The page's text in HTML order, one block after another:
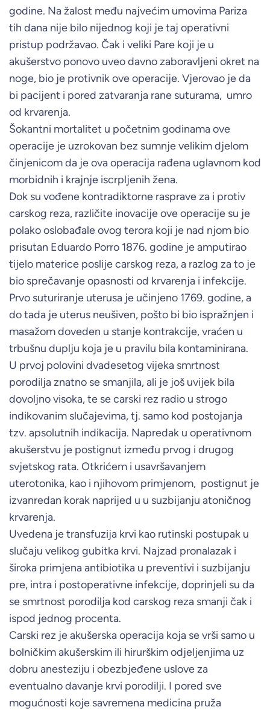
godine. Na žalost među najvećim umovima Pariza
tih dana nije bilo nijednog koji je taj operativni
pristup podržavao. Čak i veliki Pare koji je u
akušerstvo ponovo uveo davno zaboravljeni okret na
noge, bio je protivnik ove operacije. Vjerovao je da
bi pacijent i pored zatvaranja rane suturama, umro
od krvarenja.
Šokantni mortalitet u početnim godinama ove
operacije je uzrokovan bez sumnje velikim djelom
činjenicom da je ova operacija rađena uglavnom kod
morbidnih i krajnje iscrpljenih žena.
Dok su vođene kontradiktorne rasprave za i protiv
carskog reza, različite inovacije ove operacije su je
polako oslobađale ovog terora koji je nad njom bio
prisutan Eduardo Porro 1876. godine je amputirao
tijelo materice poslije carskog reza, a razlog za to je
bio sprečavanje opasnosti od krvarenja i infekcije.
Prvo suturiranje uterusa je učinjeno 1769. godine, a
do tada je uterus neušiven, pošto bi bio ispražnjen i
masažom doveden u stanje kontrakcije, vraćen u
trbušnu duplju koja je u pravilu bila kontaminirana.
U prvoj polovini dvadesetog vijeka smrtnost
porodilja znatno se smanjila, ali je još uvijek bila
dovoljno visoka, te se carski rez radio u strogo
indikovanim slučajevima, tj. samo kod postojanja
tzv. apsolutnih indikacija. Napredak u operativnom
akušerstvu je postignut između prvog i drugog
svjetskog rata. Otkrićem i usavršavanjem
uterotonika, kao i njihovom primjenom, postignut je
izvanredan korak naprijed u u suzbijanju atoničnog
krvarenja.
Uvedena je transfuzija krvi kao rutinski postupak u
slučaju velikog gubitka krvi. Najzad pronalazak i
široka primjena antibiotika u preventivi i suzbijanju
pre, intra i postoperativne infekcije, doprinjeli su da
se smrtnost porodilja kod carskog reza smanji čak i
ispod jednog procenta.
Carski rez je akušerska operacija koja se vrši samo u
bolničkim akušerskim ili hirurškim odjeljenjima uz
dobru anesteziju i obezbjeđene uslove za
eventualno davanje krvi porodilji. I pored sve
mogućnosti koje savremena medicina pruža